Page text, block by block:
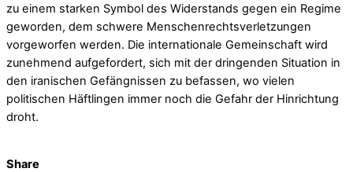
zu einem starken Symbol des Widerstands gegen ein Regime
geworden, dem schwere Menschenrechtsverletzungen
vorgeworfen werden. Die internationale Gemeinschaft wird
zunehmend aufgefordert, sich mit der dringenden Situation in
den iranischen Gefängnissen zu befassen, wo vielen
politischen Häftlingen immer noch die Gefahr der Hinrichtung
droht.
Share